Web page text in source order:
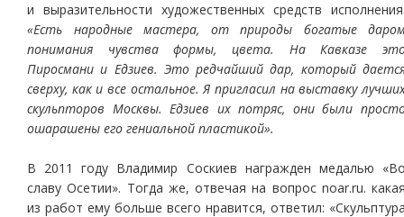
и выразительности художественных средств
«Есть народные мастера, от природы богатые
понимания чувства формы, цвета. На Кавказе
Пиросмани и Едзиев. Это редчайший дар, который
сверху, как и все остальное. Я пригласил на выставку
скульпторов Москвы. Едзиев их потряс, они были
ошарашены его гениальной пластикой».
В 2011 году Владимир Соскиев награжден медалью
славу Осетии». Тогда же, отвечая на вопрос noar.ru.
из работ ему больше всего нравится, ответил: